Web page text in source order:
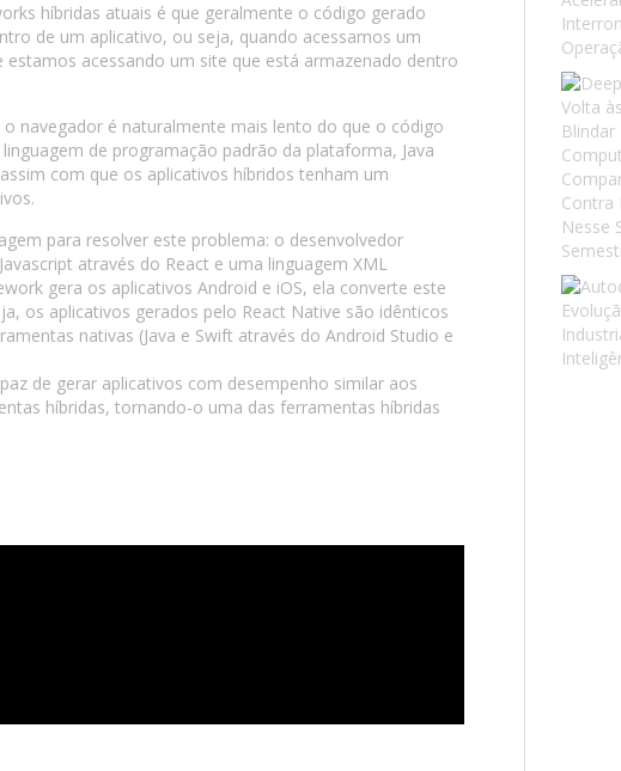
híbridas atuais é que geralmente o código gerado
de um aplicativo, ou seja, quando acessamos um
estamos acessando um site que está armazenado dentro
navegador é naturalmente mais lento do que o código
de programação padrão da plataforma, Java
com que os aplicativos híbridos tenham um
para resolver este problema: o desenvolvedor
através do React e uma linguagem XML
gera os aplicativos Android e iOS, ela converte este
os aplicativos gerados pelo React Native são idênticos
nativas (Java e Swift através do Android Studio e
de gerar aplicativos com desempenho similar aos
híbridas, tornando-o uma das ferramentas híbridas